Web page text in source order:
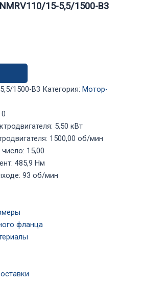
15-5,5/1500-B3
1500-B3 Категория: Мотор-
: 5,50 кВт
: 1500,00 об/мин
: 15,00
: 485,9 Нм
: 93 об/мин
фланца